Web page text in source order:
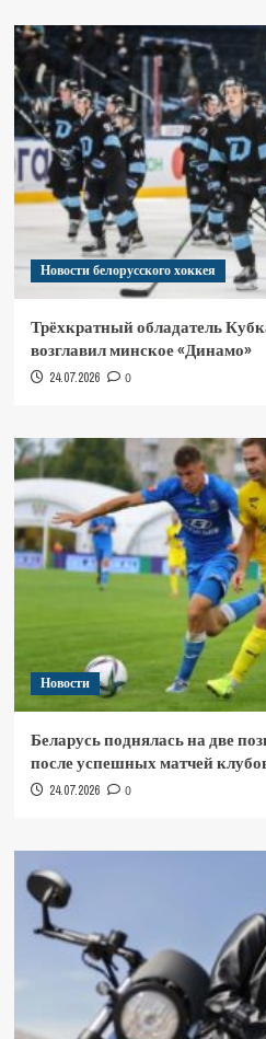
Новости белорусского хоккея
Трёхкратный обладатель
возглавил минское «Динамо»
24.07.2026 0
Новости
Беларусь поднялась на две
после успешных матчей
24.07.2026 0